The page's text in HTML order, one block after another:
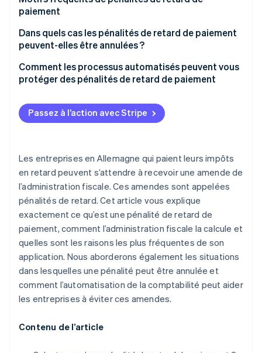
Période de grâce
paiement
Déclarations de TVA tardives
Erreurs de paiement
Retards liés aux moyens de paiement
Causes organisationnelles et procédurales
Dans quels cas les pénalités de retard de paiement
peuvent-elles être annulées ?
Comment les processus automatisés peuvent vous
protéger des pénalités de retard de paiement
Passez à l’action avec Stripe
Les entreprises en Allemagne qui paient leurs impôts
en retard peuvent s’attendre à recevoir une amende de
l’administration fiscale. Ces amendes sont appelées
pénalités de retard. Cet article vous explique
exactement ce qu’est une pénalité de retard de
paiement, comment l’administration fiscale la calcule et
quelles sont les raisons les plus fréquentes de son
application. Nous aborderons également les situations
dans lesquelles une pénalité peut être annulée et
comment l’automatisation de la comptabilité peut aider
les entreprises à éviter ces amendes.
Contenu de l’article